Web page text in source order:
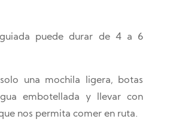
puede durar de 4 a 6
una mochila ligera, botas
embotellada y llevar con
nos permita comer en ruta.